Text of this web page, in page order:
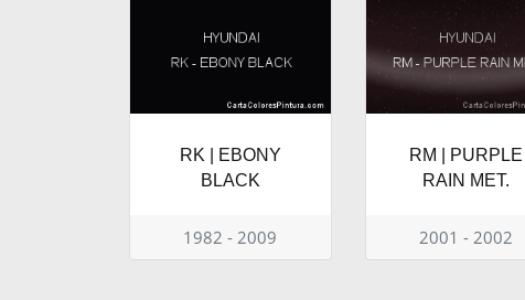
RK | EBONY
BLACK
1982 - 2009
RM | PURPLE
RAIN MET.
2001 - 2002